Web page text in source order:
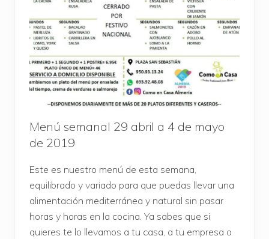
Menú semanal 29 abril a 4 de mayo
de 2019
Este es nuestro menú de esta semana,
equilibrado y variado para que puedas llevar una
alimentación mediterránea y natural sin pasar
horas y horas en la cocina. Ya sabes que si
quieres te lo llevamos a tu casa, a tu empresa o